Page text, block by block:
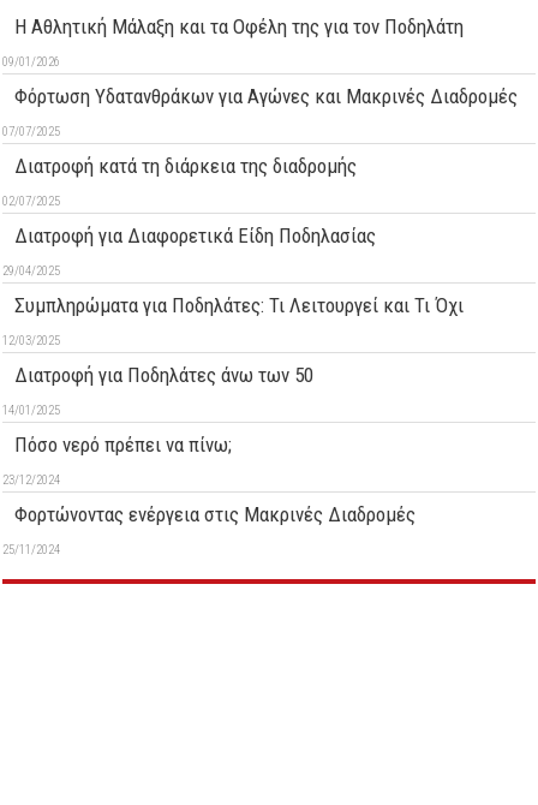
Η Αθλητική Μάλαξη και τα Οφέλη της για τον Ποδηλάτη
09/01/2026
Φόρτωση Υδατανθράκων για Αγώνες και Μακρινές Διαδρομές
07/07/2025
Διατροφή κατά τη διάρκεια της διαδρομής
02/07/2025
Διατροφή για Διαφορετικά Είδη Ποδηλασίας
29/04/2025
Συμπληρώματα για Ποδηλάτες: Τι Λειτουργεί και Τι Όχι
12/03/2025
Διατροφή για Ποδηλάτες άνω των 50
14/01/2025
Πόσο νερό πρέπει να πίνω;
23/12/2024
Φορτώνοντας ενέργεια στις Μακρινές Διαδρομές
25/11/2024